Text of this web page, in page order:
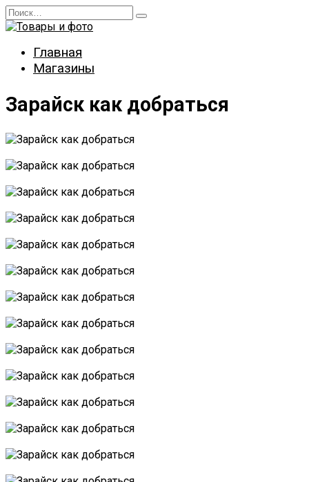
Перейти
к
Search
for:
Главная
Магазины
Зарайск как добраться